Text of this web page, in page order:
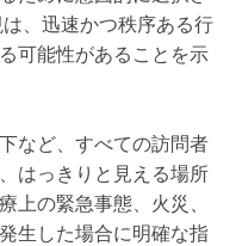
、迅速かつ秩序ある行
可能性があることを示
など、すべての訪問者
はっきりと見える場所
上の緊急事態、火災、
生した場合に明確な指